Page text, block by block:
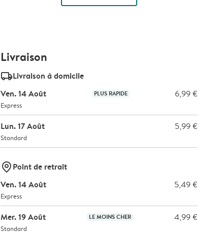
Livraison
delivery_standard_v2Livraison à domicile
Ven. 14 Août
PLUS RAPIDE 6,99 €
Express
Lun. 17 Août 5,99 €
Standard
marker-pinPoint de retrait
Ven. 14 Août
5,49 €
Express
Mer. 19 Août LE MOINS CHER 4,99 €
Standard